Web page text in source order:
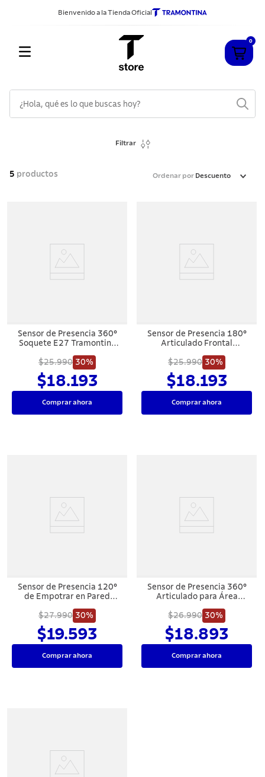
Bienvenido a la Tienda Oficial
0
Filtrar
5 productos Ordenar por Descuento
Sensor de Presencia 360°
Soquete E27 Tramontina
$25.990 30%
$18.193
Comprar ahora
Sensor de Presencia 180°
Articulado Frontal
Fotocélula Blanco
$25.990 30%
$18.193
Comprar ahora
Sensor de Presencia 120°
de Empotrar en Pared
Fotocélula Blanco
$27.990 30%
$19.593
Comprar ahora
Sensor de Presencia 360°
Articulado para Área
Bivolt con Fotocélula Blanco
$26.990 30%
$18.893
Comprar ahora
2.
sarten
442
10. termo